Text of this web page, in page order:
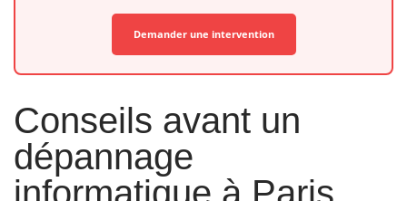
Demander une intervention
Conseils avant un
dépannage
informatique à Paris